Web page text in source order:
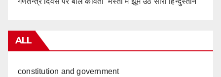
ALL
constitution and government